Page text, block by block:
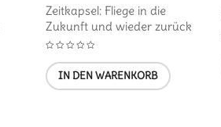
Zeitkapsel: Fliege in die
Zukunft und wieder zurück
IN DEN WARENKORB